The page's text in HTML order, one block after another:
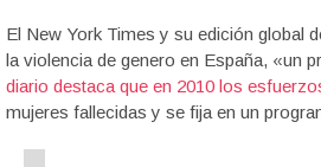
El New York Times y su edición global
la violencia de genero en España, «un
diario destaca que en 2010 los
mujeres fallecidas y se fija en un